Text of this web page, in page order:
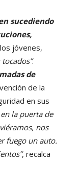
sucediendo
jóvenes,
.
de
de la
en sus
la puerta de
nos
fuego un auto.
, recalca